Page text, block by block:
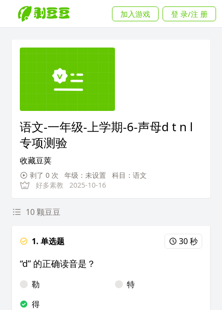
加入游戏 登 录/注 册
语文-一年级-上学期-6-声母d t n l
专项测验
收藏豆荚
剥了 0 次 年级：未设置
科目：语文
好多素教
2025-10-16
10 颗豆豆
1. 单选题 30 秒
“d” 的正确读音是？
勒
特
得